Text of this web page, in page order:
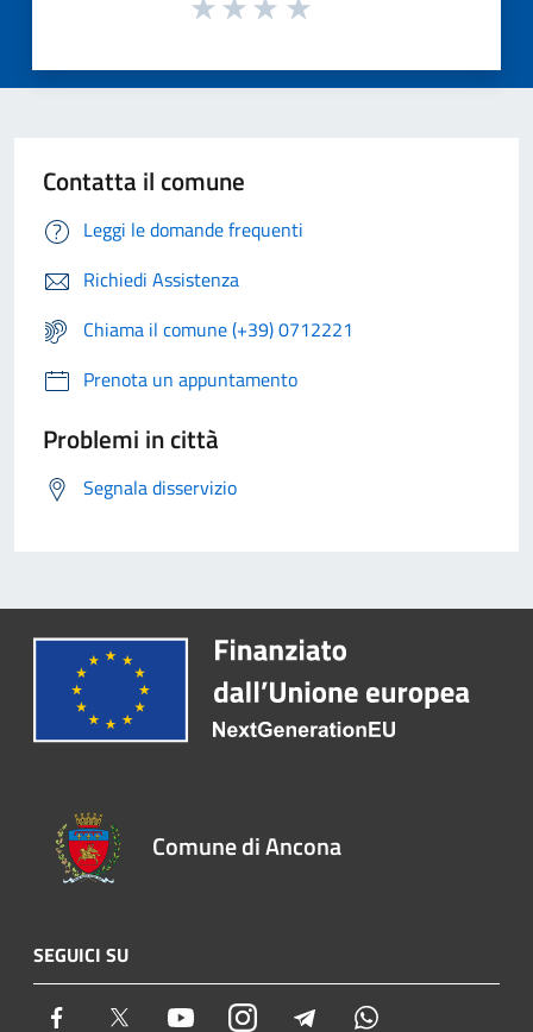
Contatta il comune
Leggi le domande frequenti
Richiedi Assistenza
Chiama il comune (+39) 0712221
Prenota un appuntamento
Problemi in città
Segnala disservizio
Comune di Ancona
SEGUICI SU
Facebook Twitter YoutubeInstagram Telegram